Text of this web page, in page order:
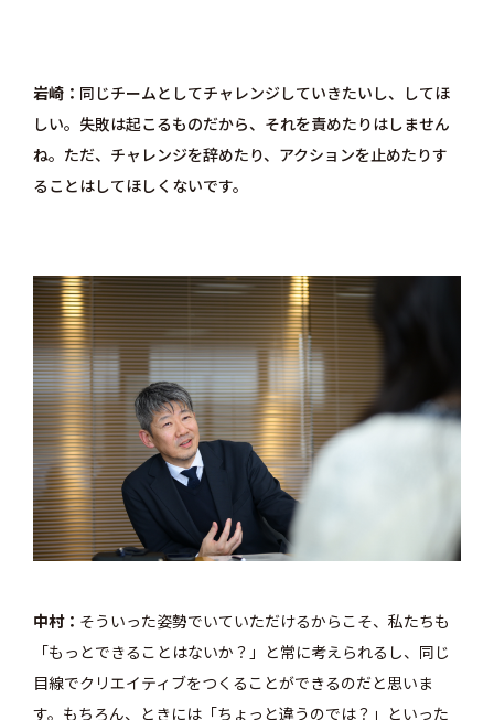
岩崎
同じチームとしてチャレンジしていきたいし、してほ
しい。失敗は起こるものだから、それを責めたりはしません
ね。ただ、チャレンジを辞めたり、アクションを止めたりす
ることはしてほしくないです。
中村
そういった姿勢でいていただけるからこそ、私たちも
「もっとできることはないか？」と常に考えられるし、同じ
目線でクリエイティブをつくることができるのだと思いま
す。もちろん、ときには「ちょっと違うのでは？」といった